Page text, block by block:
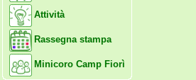
Attività
Rassegna stampa
Minicoro Camp Fiorì